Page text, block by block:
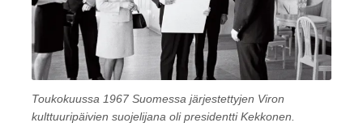
Toukokuussa 1967 Suomessa järjestettyjen Viron
kulttuuripäivien suojelijana oli presidentti Kekkonen.